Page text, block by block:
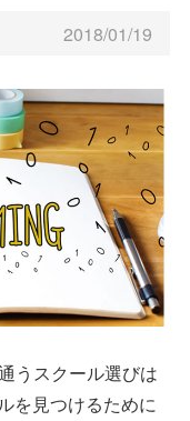
2018/01/19
うスクール選びは
を見つけるために